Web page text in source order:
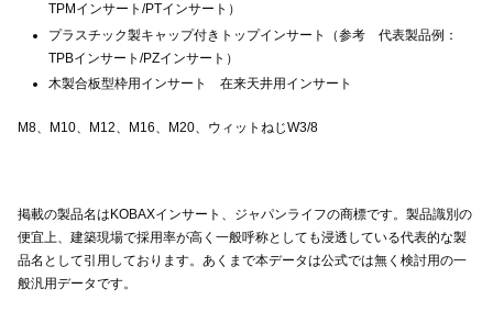
TPMインサート/PTインサート）
プラスチック製キャップ付きトップインサート（参考 代表製品例：
TPBインサート/PZインサート）
木製合板型枠用インサート 在来天井用インサート
M8、M10、M12、M16、M20、ウィットねじW3/8
掲載の製品名はKOBAXインサート、ジャパンライフの商標です。製品識別の
便宜上、建築現場で採用率が高く一般呼称としても浸透している代表的な製
品名として引用しております。あくまで本データは公式では無く検討用の一
般汎用データです。